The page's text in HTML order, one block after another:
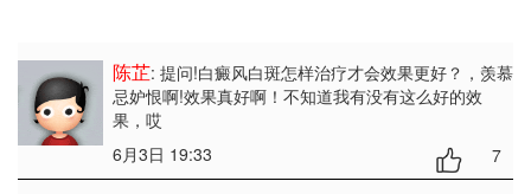
陈芷: 提问!白癜风白斑怎样治疗才会效果更好？ ，羡慕
忌妒恨啊!效果真好啊！不知道我有没有这么好的效
果，哎
6月3日 19:33
7